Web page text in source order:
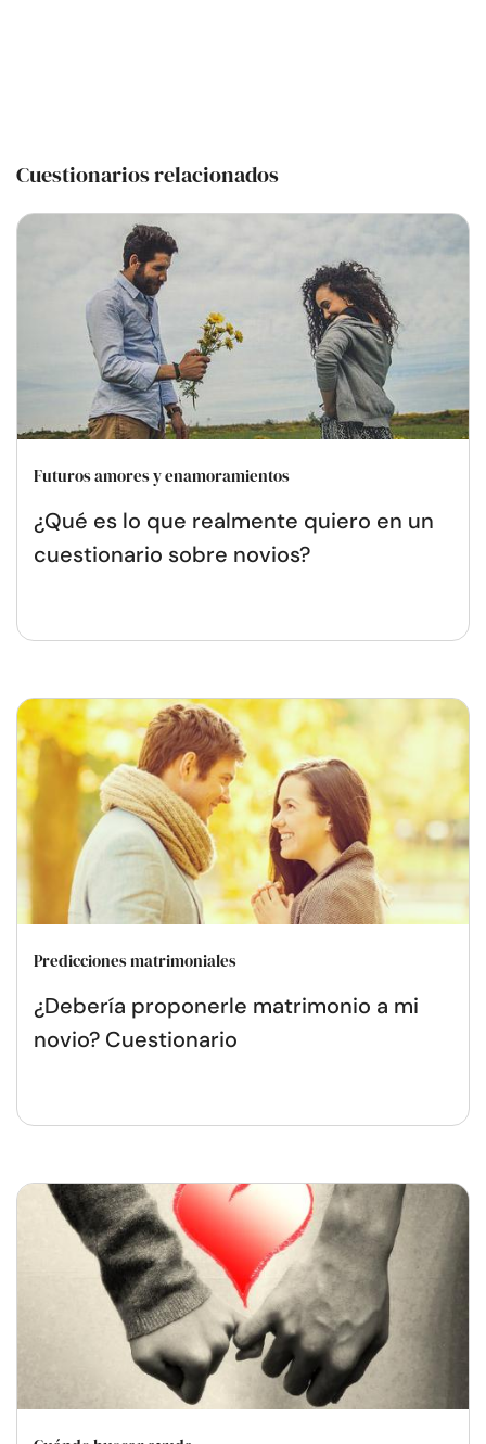
Cuestionarios relacionados
Futuros amores y enamoramientos
¿Qué es lo que realmente quiero en un
cuestionario sobre novios?
Predicciones matrimoniales
¿Debería proponerle matrimonio a mi
novio? Cuestionario